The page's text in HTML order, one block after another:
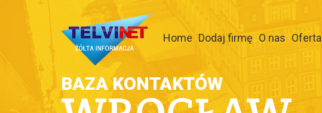
Home Dodaj firmę O nas Oferta
BAZA KONTAKTÓW